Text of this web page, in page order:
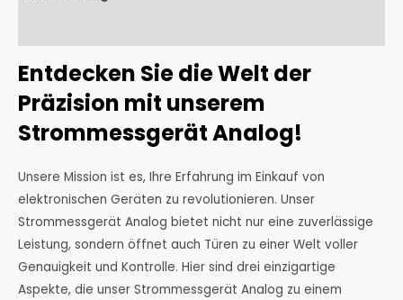
Entdecken Sie die Welt der
Präzision mit unserem
Strommessgerät Analog!
Unsere Mission ist es, Ihre Erfahrung im Einkauf von
elektronischen Geräten zu revolutionieren. Unser
Strommessgerät Analog bietet nicht nur eine zuverlässige
Leistung, sondern öffnet auch Türen zu einer Welt voller
Genauigkeit und Kontrolle. Hier sind drei einzigartige
Aspekte, die unser Strommessgerät Analog zu einem